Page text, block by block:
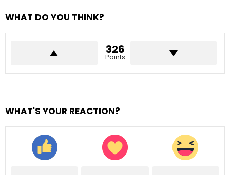
WHAT DO YOU THINK?
326
Points
WHAT'S YOUR REACTION?